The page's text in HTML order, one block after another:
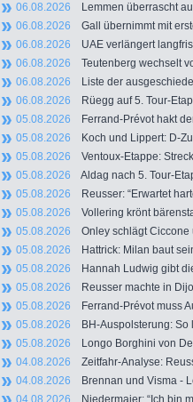
06.08.2026 Lemmen überrascht
06.08.2026 Gall übernimmt mit
06.08.2026 UAE verlängert
06.08.2026 Teutenberg wechselt
06.08.2026 Liste der
06.08.2026 Rüegg auf 5. Tour-
05.08.2026 Ferrand-Prévot hakt
05.08.2026 Koch und Lippert: D-
05.08.2026 Ventoux-Etappe:
05.08.2026 Aldag nach 5. Tour-
05.08.2026 Reusser: “Erwartet
05.08.2026 Vollering krönt
05.08.2026 Onley schlägt Ciccone
05.08.2026 Hattrick: Milan baut
05.08.2026 Hannah Ludwig gibt
05.08.2026 Reusser machte in
05.08.2026 Ferrand-Prévot muss
05.08.2026 BH-Auspolsterung: So
05.08.2026 Longo Borghini von
04.08.2026 Zeitfahr-Analyse:
04.08.2026 Brennan und Visma -
04.08.2026 Niedermaier: “Ich bin